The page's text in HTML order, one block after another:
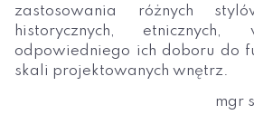
zastosowania różnych
historycznych, etnicznych,
odpowiedniego ich doboru do
skali projektowanych wnętrz.
mgr